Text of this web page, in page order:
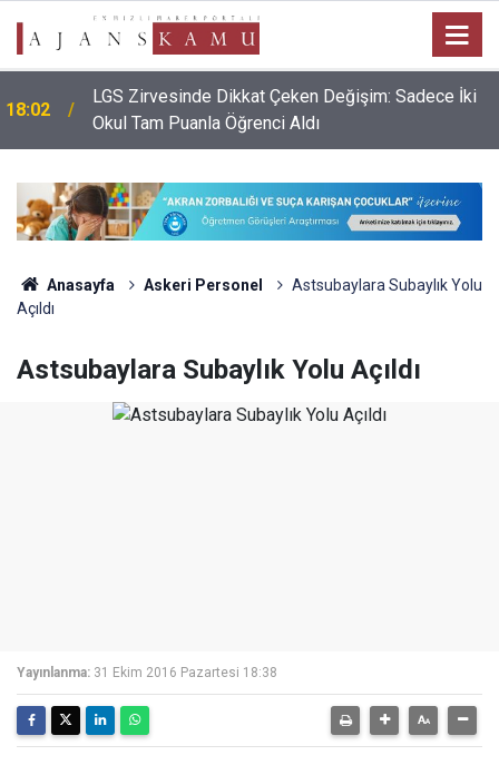
18:02
LGS Zirvesinde Dikkat Çeken Değişim: Sadece İki
Okul Tam Puanla Öğrenci Aldı
Anasayfa Askeri Personel
Astsubaylara Subaylık Yolu
Açıldı
Astsubaylara Subaylık Yolu Açıldı
Yayınlanma: 31 Ekim 2016 Pazartesi 18:38